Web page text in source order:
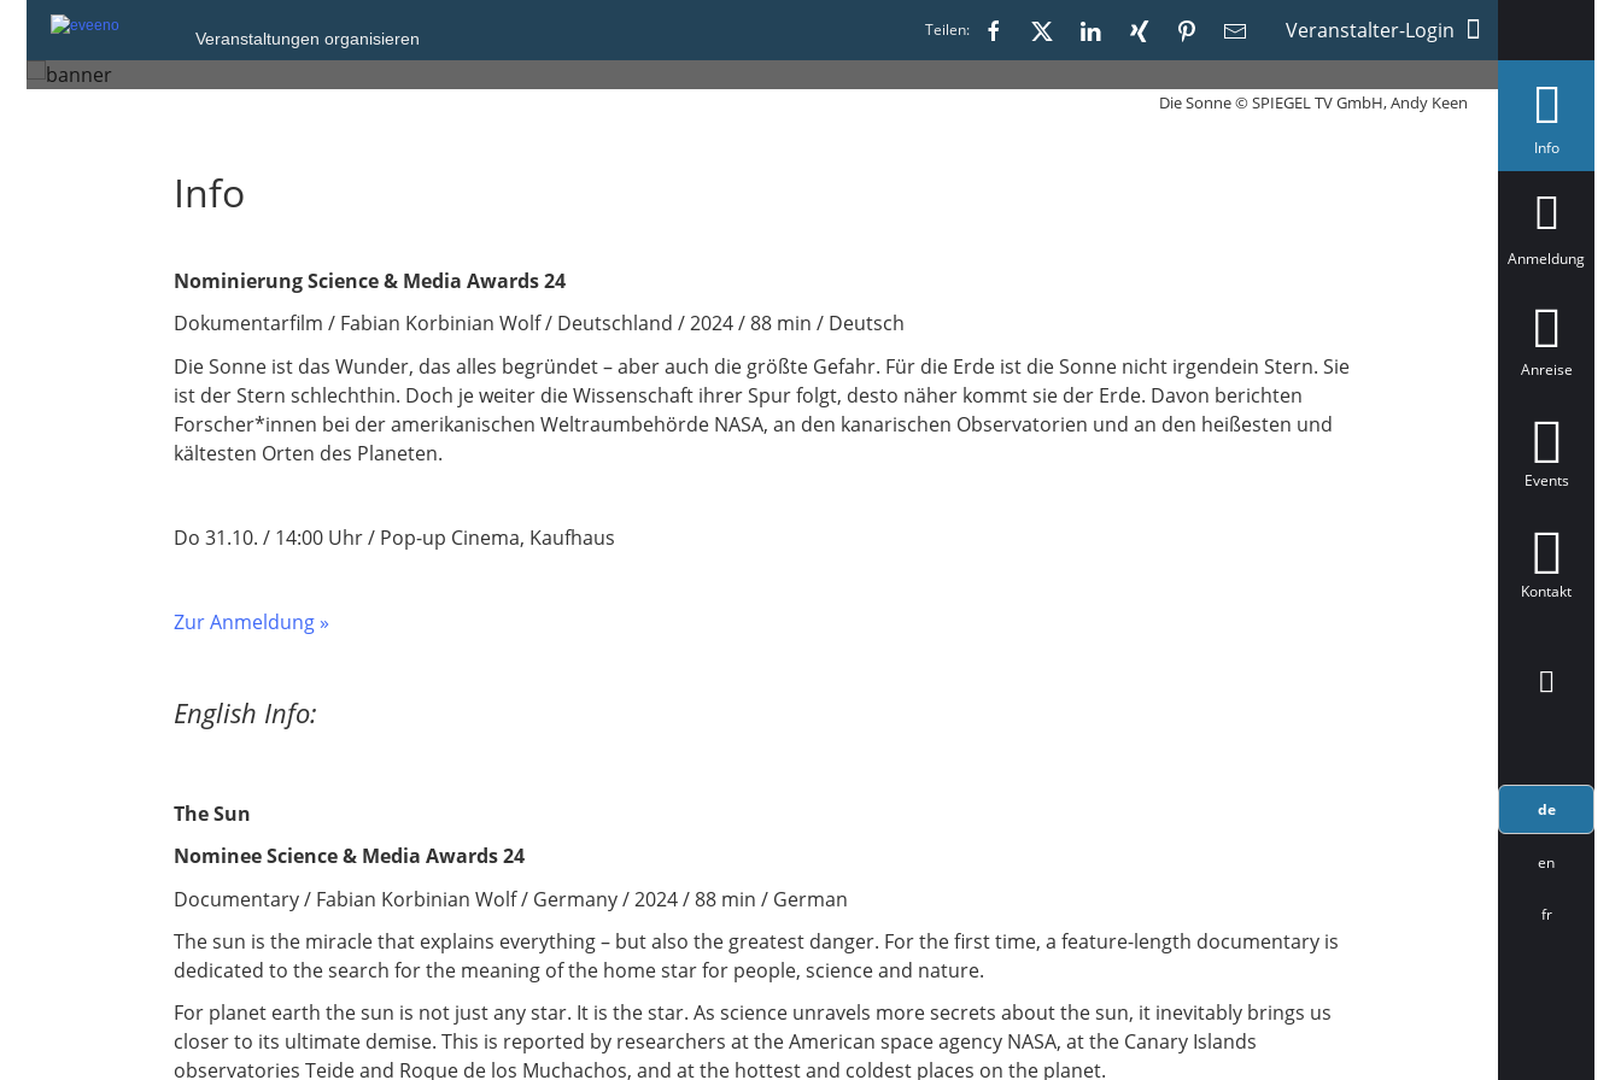
Veranstaltungen organisieren Teilen: Veranstalter-Login
Halle (Saale)
Die Sonne © SPIEGEL TV GmbH, Andy Keen
Infoa
ä
t
Anmeldung
Anreise
Events
Kontakt
de
en
fr
Info
Nominierung Science & Media Awards 24
Dokumentarfilm / Fabian Korbinian Wolf / Deutschland / 2024 / 88 min / Deutsch
Die Sonne ist das Wunder, das alles begründet – aber auch die größte Gefahr. Für die Erde ist die Sonne nicht irgendein Stern. Sie
ist der Stern schlechthin. Doch je weiter die Wissenschaft ihrer Spur folgt, desto näher kommt sie der Erde. Davon berichten
Forscher*innen bei der amerikanischen Weltraumbehörde NASA, an den kanarischen Observatorien und an den heißesten und
kältesten Orten des Planeten.
Do 31.10. / 14:00 Uhr / Pop-up Cinema, Kaufhaus
Zur Anmeldung »
English Info:
The Sun
Nominee Science & Media Awards 24
Documentary / Fabian Korbinian Wolf / Germany / 2024 / 88 min / German
The sun is the miracle that explains everything – but also the greatest danger. For the first time, a feature-length documentary is
dedicated to the search for the meaning of the home star for people, science and nature.
For planet earth the sun is not just any star. It is the star. As science unravels more secrets about the sun, it inevitably brings us
closer to its ultimate demise. This is reported by researchers at the American space agency NASA, at the Canary Islands
observatories Teide and Roque de los Muchachos, and at the hottest and coldest places on the planet.